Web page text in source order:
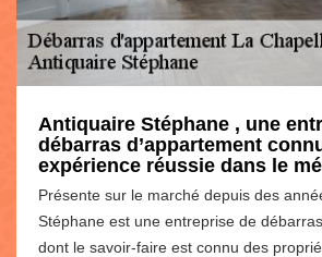
Antiquaire Stéphane , une
débarras d’appartement
expérience réussie dans le
Présente sur le marché depuis des
Stéphane est une entreprise de
dont le savoir-faire est connu des